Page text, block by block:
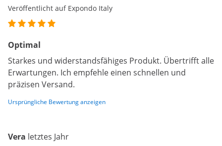
Veröffentlicht auf Expondo Italy
Optimal
Starkes und widerstandsfähiges Produkt. Übertrifft alle
Erwartungen. Ich empfehle einen schnellen und
präzisen Versand.
Ursprüngliche Bewertung anzeigen
Vera letztes Jahr